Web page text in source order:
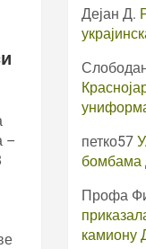
–
Дејан Д.
петко57
бомбама
Профа
камиону